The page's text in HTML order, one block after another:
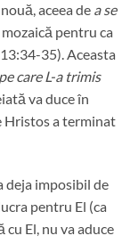
aceea de a se
pentru ca
35). Aceasta
care L-a trimis
va duce în
Hristos a terminat
deja imposibil de
pentru El (ca
El, nu va aduce